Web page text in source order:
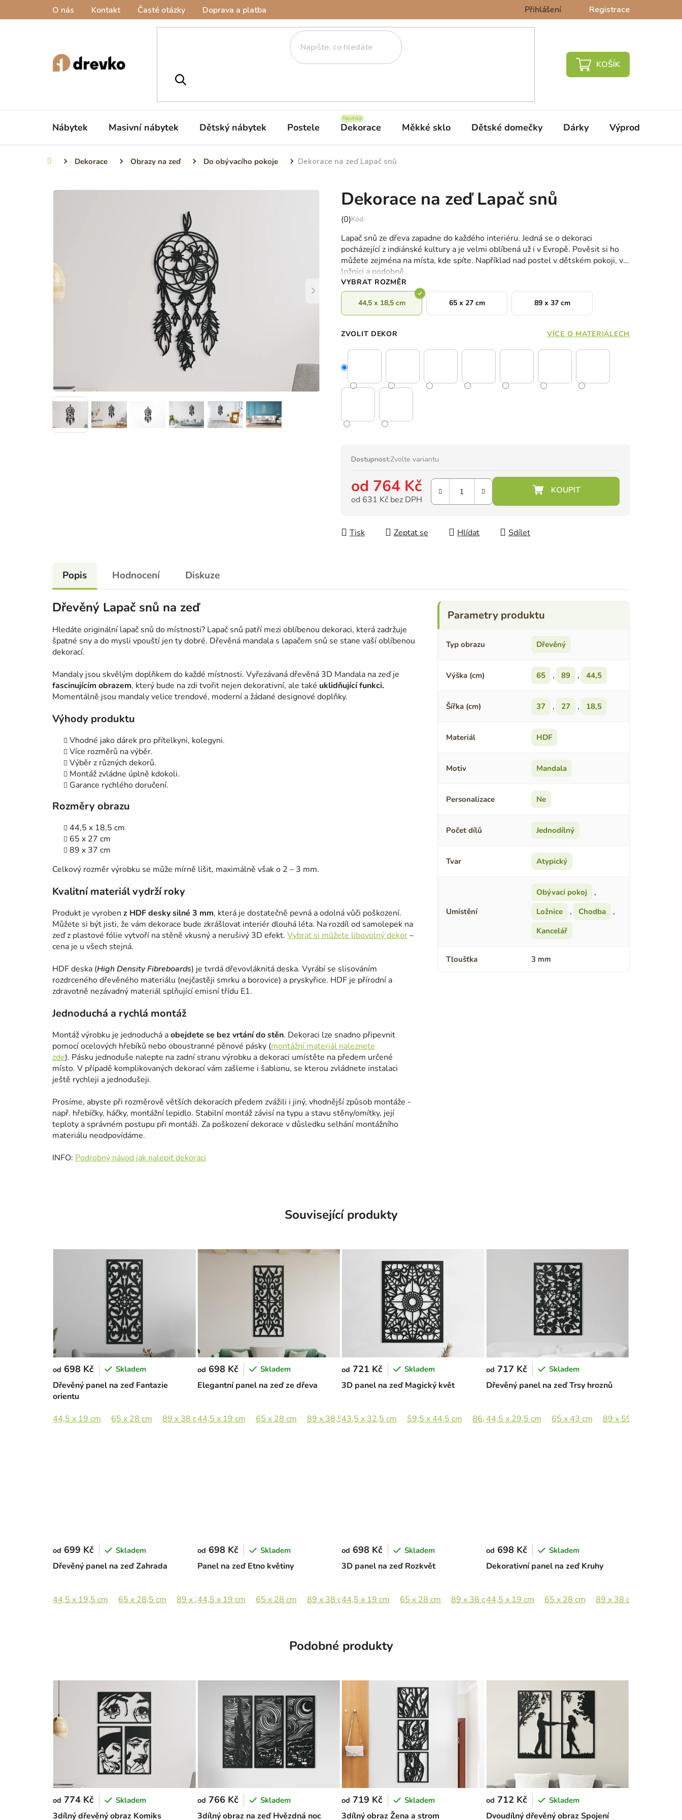
O nás Kontakt Časté otázky Doprava a platba Přihlášení Registrace
NÁKUPNÍ
Nábytek Masivní nábytek Dětský nábytek Postele Dekorace Měkké sklo Dětské domečky Dárky Výprodej %
Domů Dekorace Obrazy na zeď Do obývacího pokoje Dekorace na zeď Lapač snů
Dekorace na zeď Lapač snů
Průměrné
produktu
je
0,0
z
5
hvězdiček.
(0)
Lapač snů ze dřeva zapadne do každého interiéru. Jedná se o dekoraci
pocházející z indiánské kultury a je velmi oblíbená už i v Evropě. Pověsit si ho
můžete zejména na místa, kde spíte. Například nad postel v dětském pokoji, v
ložnici a podobně.
VYBRAT ROZMĚR
44,5 x 18,5 cm 65 x 27 cm 89 x 37 cm
ZVOLIT DEKOR VÍCE O MATERIÁLECH
Dostupnost:Zvolte variantu
od 764 Kč
od 631 Kč bez DPH
Tisk
Zeptat se Hlídat Sdílet
Popis Hodnocení Diskuze
Dřevěný Lapač snů na zeď
Hledáte originální lapač snů do místnosti? Lapač snů patří mezi oblíbenou dekoraci, která zadržuje
špatné sny a do mysli vpouští jen ty dobré. Dřevěná mandala s lapačem snů se stane vaší oblíbenou
dekorací.
Mandaly jsou skvělým doplňkem do každé místnosti. Vyřezávaná dřevěná 3D Mandala na zeď je
fascinujícím obrazem, který bude na zdi tvořit nejen dekorativní, ale také uklidňující funkci.
Momentálně jsou mandaly velice trendové, moderní a žádané designové doplňky.
Výhody produktu
Vhodné jako dárek pro přítelkyni, kolegyni.
Více rozměrů na výběr.
Výběr z různých dekorů.
Montáž zvládne úplně kdokoli.
Garance rychlého doručení.
Rozměry obrazu
44,5 x 18,5 cm
65 x 27 cm
89 x 37 cm
Celkový rozměr výrobku se může mírně lišit, maximálně však o 2 – 3 mm.
Kvalitní materiál vydrží roky
Produkt je vyroben z HDF desky silné 3 mm, která je dostatečně pevná a odolná vůči poškození.
Můžete si být jisti, že vám dekorace bude zkrášlovat interiér dlouhá léta. Na rozdíl od samolepek na
zeď z plastové fólie vytvoří na stěně vkusný a nerušivý 3D efekt. Vybrat si můžete libovolný dekor–
cena je u všech stejná.
HDF deska (High Density Fibreboards) je tvrdá dřevovláknitá deska. Vyrábí se slisováním
rozdrceného dřevěného materiálu (nejčastěji smrku a borovice) a pryskyřice. HDF je přírodní a
zdravotně nezávadný materiál splňující emisní třídu E1.
Jednoduchá a rychlá montáž
Montáž výrobku je jednoduchá aobejdete se bez vrtání do stěn. Dekoraci lze snadno připevnit
pomocí ocelových hřebíků nebo oboustranné pěnové pásky (montážní materiál naleznete
zde). Pásku jednoduše nalepte na zadní stranu výrobku a dekoraci umístěte na předem určené
místo. V případě komplikovaných dekorací vám zašleme i šablonu, se kterou zvládnete instalaci
ještě rychleji a jednodušeji.
Prosíme, abyste při rozměrově větších dekoracích předem zvážili i jiný, vhodnější způsob montáže -
např. hřebíčky, háčky, montážní lepidlo. Stabilní montáž závisí na typu a stavu stěny/omítky, její
teploty a správném postupu při montáži. Za poškození dekorace v důsledku selhání montážního
materiálu neodpovídáme.
INFO: Podrobný návod jak nalepiť dekoraci
Typ obrazu Dřevěný
Výška (cm) 65 , 89 , 44,5
Šířka (cm) 37 , 27 , 18,5
Materiál HDF
Motiv Mandala
Personalizace Ne
Počet dílů Jednodílný
Tvar Atypický
Umístění
Obývací pokoj
,
Ložnice
, Chodba
,
Kancelář
Tloušťka 3 mm
Související produkty
Dřevěný panel na zeď Fantazie
orientu
od 698 Kč Skladem
44,5 x 19 cm 65 x 28 cm 89 x 38 cm 133 x 57 cm
Elegantní panel na zeď ze dřeva
od 698 Kč Skladem
44,5 x 19 cm 65 x 28 cm 89 x 38,5 cm 133 x 57,5 cm
3D panel na zeď Magický květ
od 721 Kč Skladem
43,5 x 32,5 cm 59,5 x 44,5 cm 86,5 x 65 cm
Dřevěný panel na zeď Trsy hroznů
od 717 Kč Skladem
44,5 x 29,5 cm 65 x 43 cm 89 x 59 cm
Dřevěný panel na zeď Zahrada
od 699 Kč Skladem
44,5 x 19,5 cm 65 x 28,5 cm 89 x 39 cm 133 x 58 cm
Panel na zeď Etno květiny
od 698 Kč Skladem
44,5 x 19 cm 65 x 28 cm 89 x 38 cm 133 x 57 cm
3D panel na zeď Rozkvět
od 698 Kč Skladem
44,5 x 19 cm 65 x 28 cm 89 x 38 cm 133 x 57 cm
Dekorativní panel na zeď Kruhy
od 698 Kč Skladem
44,5 x 19 cm 65 x 28 cm 89 x 38 cm
Podobné produkty
3dílný dřevěný obraz Komiks
od 774 Kč Skladem
3dílný obraz na zeď Hvězdná noc
od 766 Kč Skladem
3dílný obraz Žena a strom
od 719 Kč Skladem
Dvoudílný dřevěný obraz Spojení
od 712 Kč Skladem